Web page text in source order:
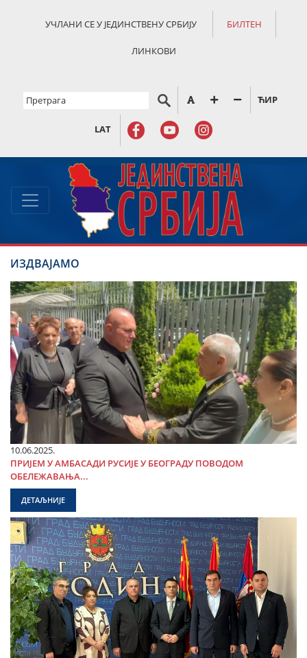
УЧЛАНИ СЕ У ЈЕДИНСТВЕНУ СРБИЈУ БИЛТЕН
ЛИНКОВИ
ЋИР
LAT
ИЗДВАЈАМО
10.06.2025.
ПРИЈЕМ У АМБАСАДИ РУСИЈЕ У БЕОГРАДУ ПОВОДОМ
ОБЕЛЕЖАВАЊА...
ДЕТАЉНИЈЕ